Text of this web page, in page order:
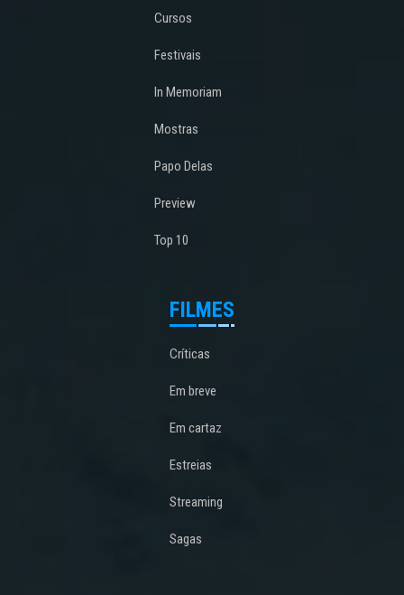
Cursos
Festivais
In Memoriam
Mostras
Papo Delas
Preview
Top 10
FILMES
Críticas
Em breve
Em cartaz
Estreias
Streaming
Sagas